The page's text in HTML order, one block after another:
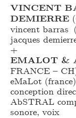
VINCENT
DEMIERRE
vincent barras
jacques
+
EMALOT &
FRANCE –
eMaLot
conception
AbSTRAL
sonore, voix